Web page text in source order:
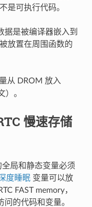
是可执行代码。
据是被编译器嵌入到
放置在周围函数的
从 DROM 放入
）。
慢速存储
全局和静态变量必须
度睡眠变量可以放
FAST memory，
问的代码和变量。